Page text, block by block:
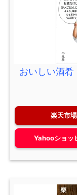
おいしい酒
楽天市場
Yahooショッ